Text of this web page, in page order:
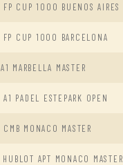
FP CUP 1000 BUENOS AIRES
FP CUP 1000 BARCELONA
A1 MARBELLA MASTER
A1 PADEL ESTEPARK OPEN
CMB MONACO MASTER
HUBLOT APT MONACO MASTER